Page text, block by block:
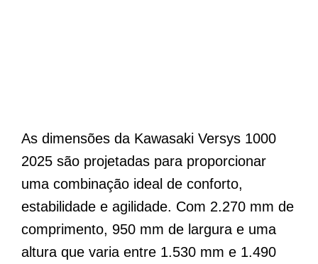
As dimensões da Kawasaki Versys 1000
2025 são projetadas para proporcionar
uma combinação ideal de conforto,
estabilidade e agilidade. Com 2.270 mm de
comprimento, 950 mm de largura e uma
altura que varia entre 1.530 mm e 1.490